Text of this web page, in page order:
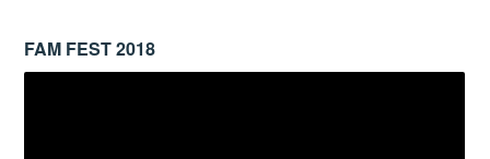
FAM FEST 2018